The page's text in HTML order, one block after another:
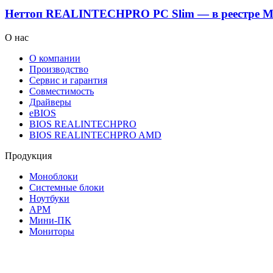
Неттоп REALINTECHPRO PC Slim — в реестре
О нас
О компании
Производство
Сервис и гарантия
Совместимость
Драйверы
eBIOS
BIOS REALINTECHPRO
BIOS REALINTECHPRO AMD
Продукция
Моноблоки
Системные блоки
Ноутбуки
АРМ
Мини-ПК
Мониторы